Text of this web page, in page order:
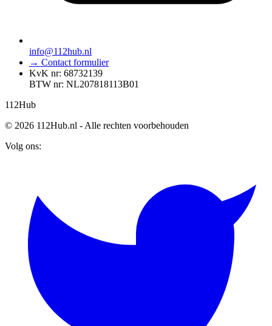
info@112hub.nl
→ Contact formulier
KvK nr: 68732139
BTW nr: NL207818113B01
112Hub
© 2026 112Hub.nl - Alle rechten voorbehouden
Volg ons: